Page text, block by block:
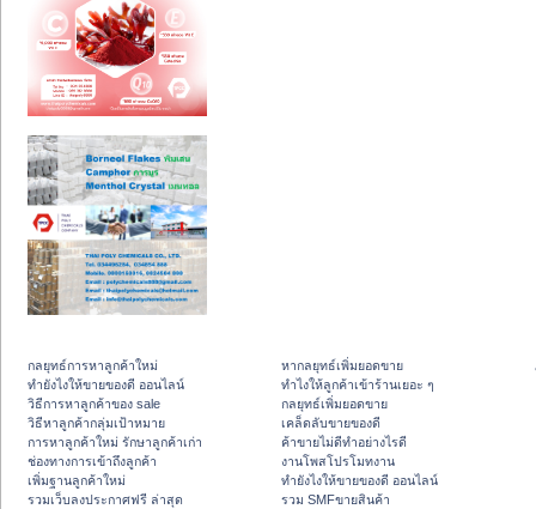
กลยุทธ์การหาลูกค้าใหม่
ทํายังไงให้ขายของดี ออนไลน์
วิธีการหาลูกค้าของ sale
วิธีหาลูกค้ากลุ่มเป้าหมาย
การหาลูกค้าใหม่ รักษาลูกค้าเก่า
ช่องทางการเข้าถึงลูกค้า
เพิ่มฐานลูกค้าใหม่
รวมเว็บลงประกาศฟรี ล่าสุด
หากลยุทธ์เพิ่มยอดขาย
ทําไงให้ลูกค้าเข้าร้านเยอะ ๆ
กลยุทธ์เพิ่มยอดขาย
เคล็ดลับขายของดี
ค้าขายไม่ดีทำอย่างไรดี
งานโพสโปรโมทงาน
ทํายังไงให้ขายของดี ออนไลน์
รวม SMFขายสินค้า